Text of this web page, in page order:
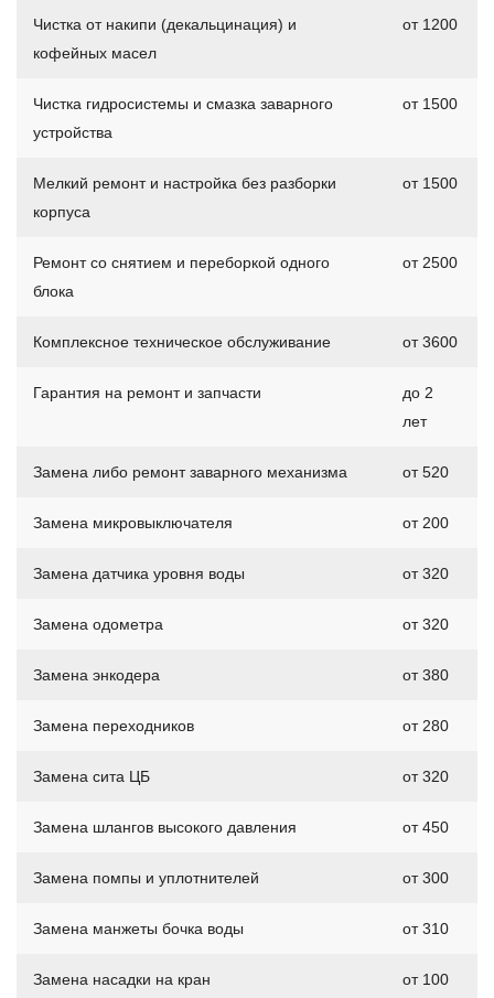
Чистка от накипи (декальцинация) и
кофейных масел
от 1200
Чистка гидросистемы и смазка заварного
устройства
от 1500
Мелкий ремонт и настройка без разборки
корпуса
от 1500
Ремонт со снятием и переборкой одного
блока
от 2500
Комплексное техническое обслуживание от 3600
Гарантия на ремонт и запчасти
до 2
лет
Замена либо ремонт заварного механизма от 520
Замена микровыключателя от 200
Замена датчика уровня воды от 320
Замена одометра от 320
Замена энкодера от 380
Замена переходников от 280
Замена сита ЦБ от 320
Замена шлангов высокого давления от 450
Замена помпы и уплотнителей от 300
Замена манжеты бочка воды от 310
Замена насадки на кран от 100